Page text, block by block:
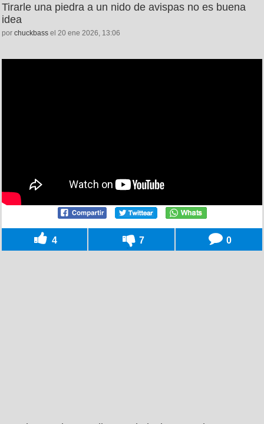
Tirarle una piedra a un nido de avispas no es buena
idea
por chuckbass el 20 ene 2026, 13:06
4 7 0